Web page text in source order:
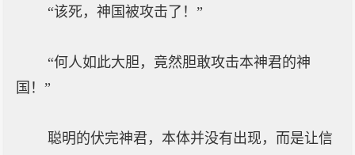
“该死，神国被攻击了！”
“何人如此大胆，竟然胆敢攻击本神君的神
国！”
聪明的伏完神君，本体并没有出现，而是让信